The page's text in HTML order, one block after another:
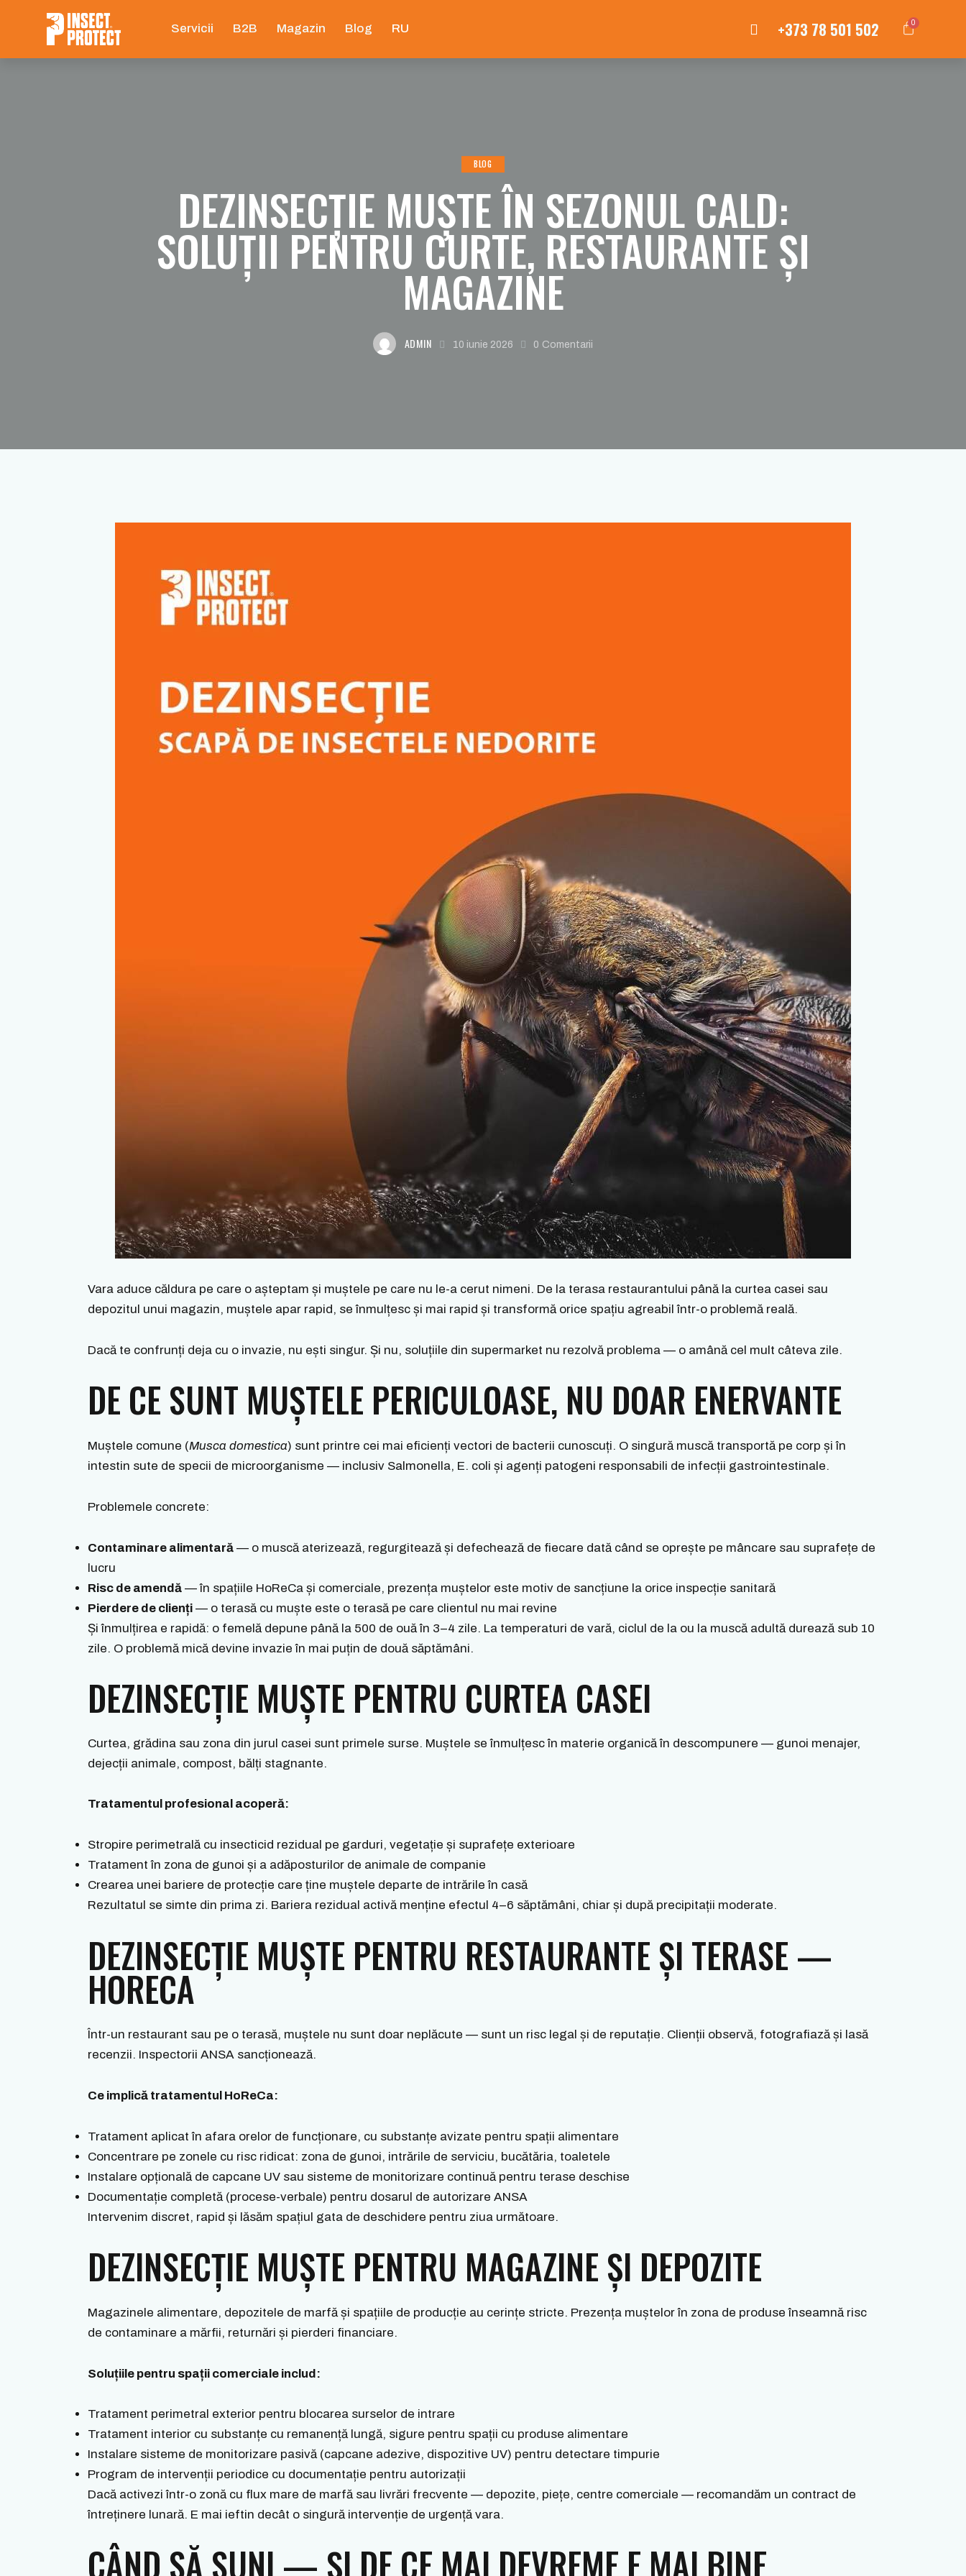
Servicii B2B Magazin Blog RU +373 78 501 502 0
BLOG
DEZINSECȚIE MUȘTE ÎN SEZONUL CALD:
SOLUȚII PENTRU CURTE, RESTAURANTE ȘI
MAGAZINE
ADMIN 10 iunie 2026 0 Comentarii
Vara aduce căldura pe care o așteptam și muștele pe care nu le-a cerut nimeni. De la terasa restaurantului până la curtea casei sau
depozitul unui magazin, muștele apar rapid, se înmulțesc și mai rapid și transformă orice spațiu agreabil într-o problemă reală.
Dacă te confrunți deja cu o invazie, nu ești singur. Și nu, soluțiile din supermarket nu rezolvă problema — o amână cel mult câteva zile.
DE CE SUNT MUȘTELE PERICULOASE, NU DOAR ENERVANTE
Muștele comune (Musca domestica) sunt printre cei mai eficienți vectori de bacterii cunoscuți. O singură muscă transportă pe corp și în
intestin sute de specii de microorganisme — inclusiv Salmonella, E. coli și agenți patogeni responsabili de infecții gastrointestinale.
Problemele concrete:
Contaminare alimentară — o muscă aterizează, regurgitează și defechează de fiecare dată când se oprește pe mâncare sau suprafețe de
lucru
Risc de amendă — în spațiile HoReCa și comerciale, prezența muștelor este motiv de sancțiune la orice inspecție sanitară
Pierdere de clienți — o terasă cu muște este o terasă pe care clientul nu mai revine
Și înmulțirea e rapidă: o femelă depune până la 500 de ouă în 3–4 zile. La temperaturi de vară, ciclul de la ou la muscă adultă durează sub 10
zile. O problemă mică devine invazie în mai puțin de două săptămâni.
DEZINSECȚIE MUȘTE PENTRU CURTEA CASEI
Curtea, grădina sau zona din jurul casei sunt primele surse. Muștele se înmulțesc în materie organică în descompunere — gunoi menajer,
dejecții animale, compost, bălți stagnante.
Tratamentul profesional acoperă:
Stropire perimetrală cu insecticid rezidual pe garduri, vegetație și suprafețe exterioare
Tratament în zona de gunoi și a adăposturilor de animale de companie
Crearea unei bariere de protecție care ține muștele departe de intrările în casă
Rezultatul se simte din prima zi. Bariera rezidual activă menține efectul 4–6 săptămâni, chiar și după precipitații moderate.
DEZINSECȚIE MUȘTE PENTRU RESTAURANTE ȘI TERASE —
HORECA
Într-un restaurant sau pe o terasă, muștele nu sunt doar neplăcute — sunt un risc legal și de reputație. Clienții observă, fotografiază și lasă
recenzii. Inspectorii ANSA sancționează.
Ce implică tratamentul HoReCa:
Tratament aplicat în afara orelor de funcționare, cu substanțe avizate pentru spații alimentare
Concentrare pe zonele cu risc ridicat: zona de gunoi, intrările de serviciu, bucătăria, toaletele
Instalare opțională de capcane UV sau sisteme de monitorizare continuă pentru terase deschise
Documentație completă (procese-verbale) pentru dosarul de autorizare ANSA
Intervenim discret, rapid și lăsăm spațiul gata de deschidere pentru ziua următoare.
DEZINSECȚIE MUȘTE PENTRU MAGAZINE ȘI DEPOZITE
Magazinele alimentare, depozitele de marfă și spațiile de producție au cerințe stricte. Prezența muștelor în zona de produse înseamnă risc
de contaminare a mărfii, returnări și pierderi financiare.
Soluțiile pentru spații comerciale includ:
Tratament perimetral exterior pentru blocarea surselor de intrare
Tratament interior cu substanțe cu remanență lungă, sigure pentru spații cu produse alimentare
Instalare sisteme de monitorizare pasivă (capcane adezive, dispozitive UV) pentru detectare timpurie
Program de intervenții periodice cu documentație pentru autorizații
Dacă activezi într-o zonă cu flux mare de marfă sau livrări frecvente — depozite, piețe, centre comerciale — recomandăm un contract de
întreținere lunară. E mai ieftin decât o singură intervenție de urgență vara.
CÂND SĂ SUNI — ȘI DE CE MAI DEVREME E MAI BINE